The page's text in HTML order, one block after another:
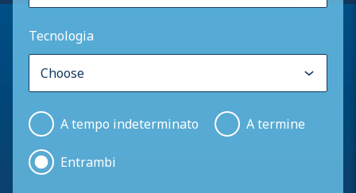
Tecnologia
A tempo indeterminato A termine
Entrambi